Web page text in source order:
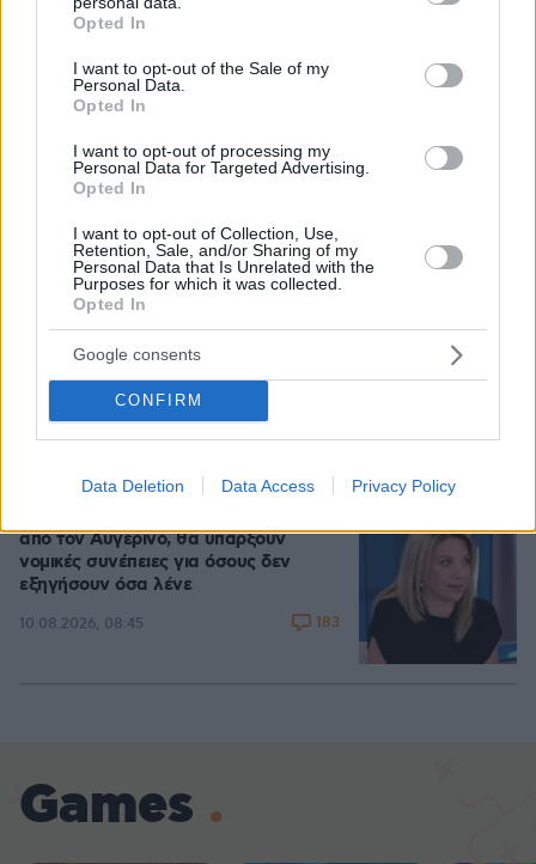
grant or deny consent to Google and its third-party tags to
use your data for below specified purposes in below Google
consent section.
Opted In
I want to opt-out of the Sale of my
Personal Data.
Opted In
I want to opt-out of processing my
Personal Data for Targeted Advertising.
Opted In
I want to opt-out of Collection, Use,
Retention, Sale, and/or Sharing of my
Personal Data that Is Unrelated with the
Purposes for which it was collected.
Opted In
Google consents
CONFIRM
Data Deletion Data Access Privacy Policy
Τη Υπερμάχω: Η νύχτα του Αυγούστου
τον Ακάθιστο Ύμνο
09.08.2026, 22:48
Όλα καλά για το... ελικοδρόμιο
Σαρακήνικο: Χειριστής και ιδιοκτήτης
έστειλαν δικηγόρο και «κινδυνεύουν»
με ένα πρόστιμο
10.08.2026, 11:46
από τον Αυγερινό, θα υπάρξουν
νομικές συνέπειες για όσους δεν
εξηγήσουν όσα λένε
10.08.2026, 08:45 183
Games